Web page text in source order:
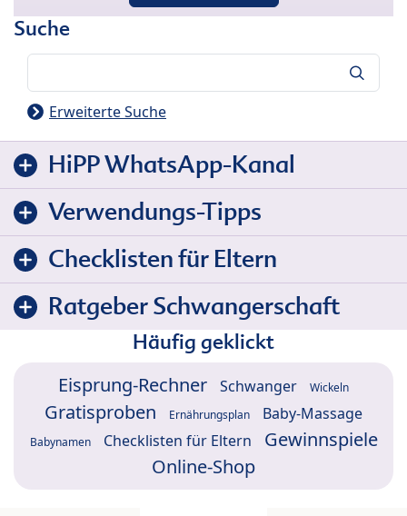
Suche
Erweiterte Suche
HiPP WhatsApp-Kanal
Verwendungs-Tipps
Checklisten für Eltern
Ratgeber Schwangerschaft
Häufig geklickt
Eisprung-Rechner Schwanger Wickeln
Gratisproben Ernährungsplan Baby-Massage
Babynamen Checklisten für Eltern
Gewinnspiele
Online-Shop